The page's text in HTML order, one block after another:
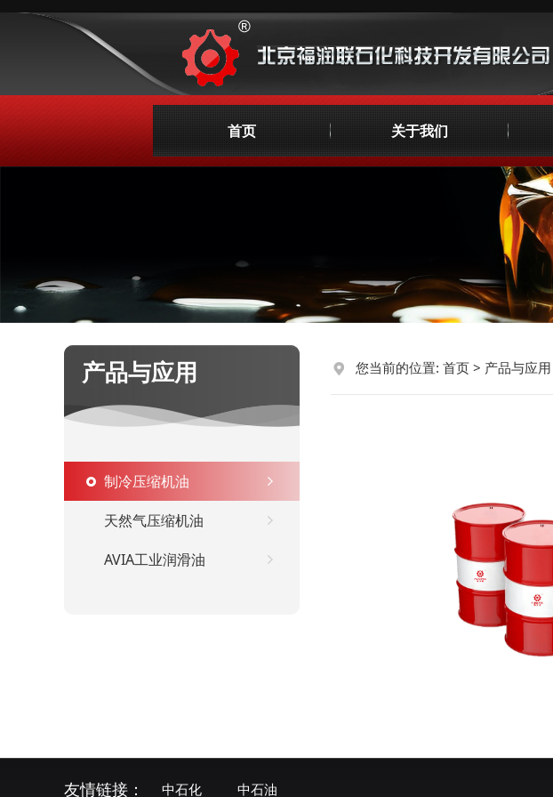
首页 关于我们
宣传视频
主要客户
产品与应用
制冷压缩机油
天然气压缩机油
AVIA工业润滑油
您当前的位置: 首页 > 产品与应用
友情链接： 中石化 中石油